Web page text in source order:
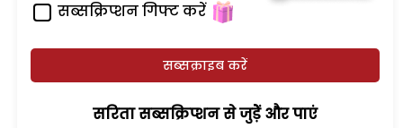
सब्सक्रिप्शन गिफ्ट करें
सब्सक्राइब करें
सरिता सब्सक्रिप्शन से जुड़ेें और पाएं